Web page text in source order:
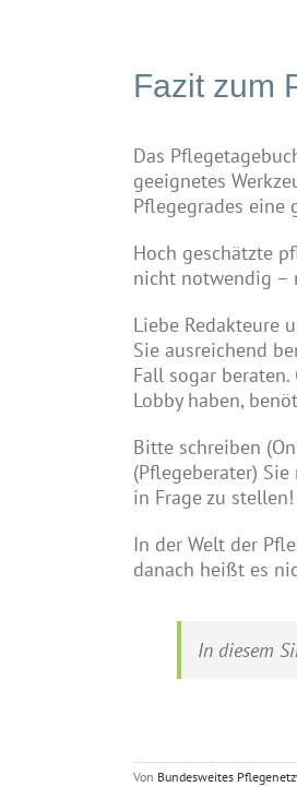
Fazit zum
Das
geeignetes
Pflegegrades eine
Hoch geschätzte
nicht notwendig –
Liebe Redakteure
Sie ausreichend
Fall sogar
Lobby haben,
Bitte schreiben
(Pflegeberater)
in Frage zu stellen!
In der Welt der
danach heißt es
In diesem
Von Bundesweites